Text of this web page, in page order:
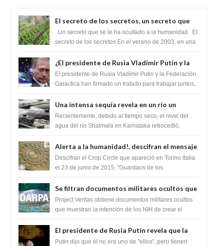
El secreto de los secretos, un secreto que
cambiaría por completo el destino de la
humanidad
Un secreto que se le ha ocultado a la humanidad El
secreto de los secretos En el verano de 2003, en una
¿El presidente de Rusia Vladímir Putin y la
Federación Galactica han firmado un
tratado para acabar con los Sionistas?
El presidente de Rusia Vladímir Putin y la Federación
Galáctica han firmado un tratado para trabajar juntos,
Una intensa sequía revela en un río un
impresionante hallazgo de miles de Shiva
Lingas
Recientemente, debido al tiempo seco, el nivel del
agua del río Shalmala en Karnataka retrocedió,
Alerta a la humanidad!, descifran el mensaje
del Crop Circle de Torino ,Italia
Descifran el Crop Circle que apareció en Torino Italia
el 23 de junio de 2015. "Guardaos de los
Se filtran documentos militares ocultos que
muestran la intención de los NIH de crear el
SARS-CoV-2, utilizando la investigación de
Project Veritas obtiene documentos militares ocultos
que muestran la intención de los NIH de crear el
El presidente de Rusia Putin revela que la
clase dominante en el mundo son los
Putin dijo que él no era uno de "ellos", pero tienen